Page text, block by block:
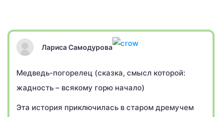
Лариса Самодурова
Медведь-погорелец (сказка, смысл которой:
жадность – всякому горю начало)
Эта история приключилась в старом дремучем